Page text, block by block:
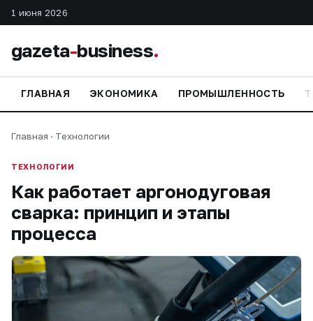
1 июня 2026
gazeta-business.
ГЛАВНАЯ ЭКОНОМИКА ПРОМЫШЛЕННОСТЬ
Главная · Технологии
ТЕХНОЛОГИИ
Как работает аргонодуговая
сварка: принцип и этапы
процесса